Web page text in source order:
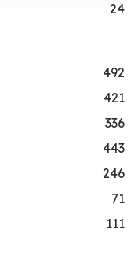
24
492
421
336
443
246
71
111